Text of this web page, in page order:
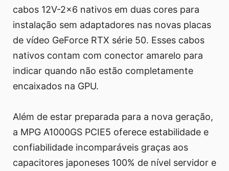
cabos 12V-2x6 nativos em duas cores para
instalação sem adaptadores nas novas placas
de vídeo GeForce RTX série 50. Esses cabos
nativos contam com conector amarelo para
indicar quando não estão completamente
encaixados na GPU.
Além de estar preparada para a nova geração,
a MPG A1000GS PCIE5 oferece estabilidade e
confiabilidade incomparáveis graças aos
capacitores japoneses 100% de nível servidor e